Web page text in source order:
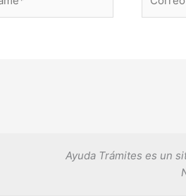
Ayuda Trámites es un